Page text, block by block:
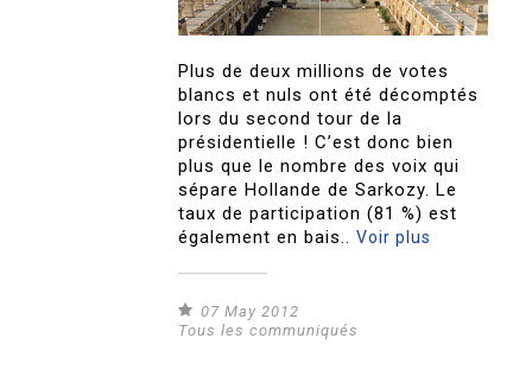
Plus de deux millions de votes
blancs et nuls ont été décomptés
lors du second tour de la
présidentielle ! C’est donc bien
plus que le nombre des voix qui
sépare Hollande de Sarkozy. Le
taux de participation (81 %) est
également en bais..Voir plus
07 May 2012
Tous les communiqués